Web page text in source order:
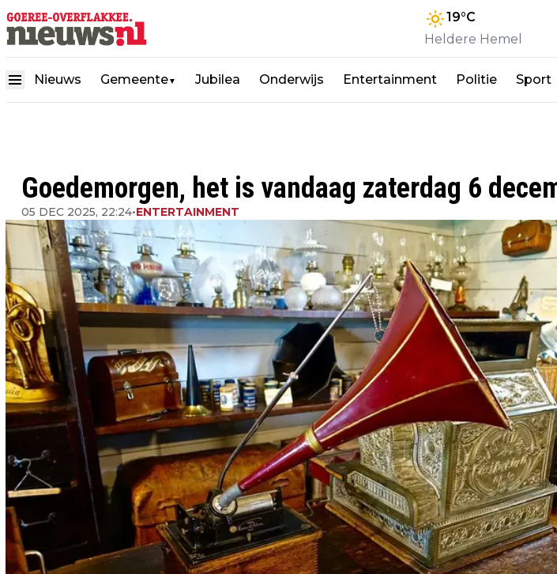
19°C
Heldere Hemel
Nieuws Gemeente▼ Jubilea Onderwijs Entertainment Politie Sport
Goedemorgen, het is vandaag zaterdag 6
05 DEC 2025, 22:24•ENTERTAINMENT